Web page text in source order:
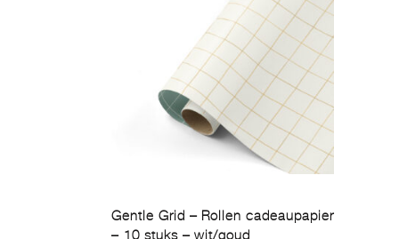
Gentle Grid – Rollen cadeaupapier
– 10 stuks – wit/goud